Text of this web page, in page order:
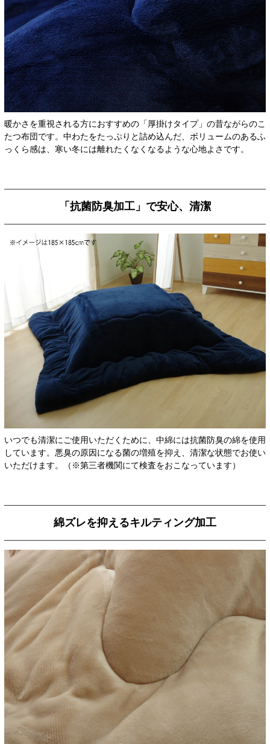
暖かさを重視される方におすすめの「厚掛けタイプ」の昔ながらのこ
たつ布団です。中わたをたっぷりと詰め込んだ、ボリュームのあるふ
っくら感は、寒い冬には離れたくなくなるような心地よさです。
「抗菌防臭加工」で安心、清潔
いつでも清潔にご使用いただくために、中綿には抗菌防臭の綿を使用
しています。悪臭の原因になる菌の増殖を抑え、清潔な状態でお使い
いただけます。（※第三者機関にて検査をおこなっています）
綿ズレを抑えるキルティング加工